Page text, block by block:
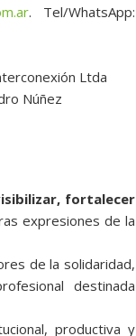
. Tel/WhatsApp:
Ltda
Núñez
fortalecer
expresiones de la
de la solidaridad,
destinada
productiva y